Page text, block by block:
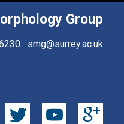
Group
smg@surrey.ac.uk